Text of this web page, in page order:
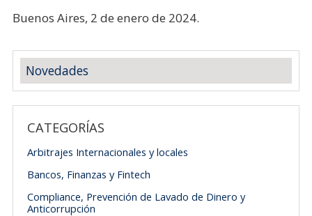
Buenos Aires, 2 de enero de 2024.
Novedades
CATEGORÍAS
Arbitrajes Internacionales y locales
Bancos, Finanzas y Fintech
Compliance, Prevención de Lavado de Dinero y
Anticorrupción